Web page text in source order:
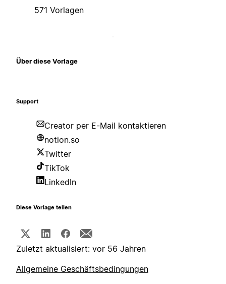
571 Vorlagen
Über diese Vorlage
Support
Creator per E-Mail kontaktieren
notion.so
Twitter
TikTok
LinkedIn
Diese Vorlage teilen
Zuletzt aktualisiert: vor 56 Jahren
Allgemeine Geschäftsbedingungen